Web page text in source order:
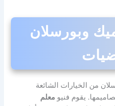
وبورسلان
من الخيارات الشائعة
يقوم فنيومعلم